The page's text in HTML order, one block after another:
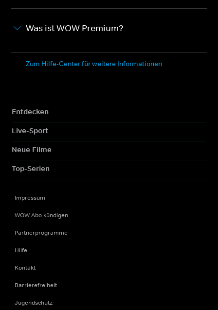
Was ist WOW Premium?
Zum Hilfe-Center für weitere Informationen
Entdecken
Live-Sport
Neue Filme
Top-Serien
Impressum
WOW Abo kündigen
Partnerprogramme
Hilfe
Kontakt
Barrierefreiheit
Jugendschutz